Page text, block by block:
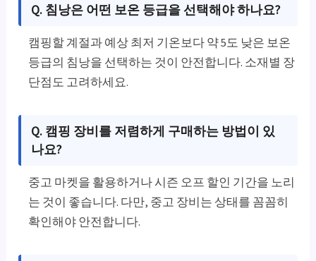
Q. 침낭은 어떤 보온 등급을 선택해야 하나요?
캠핑할 계절과 예상 최저 기온보다 약 5도 낮은 보온
등급의 침낭을 선택하는 것이 안전합니다. 소재별 장
단점도 고려하세요.
Q. 캠핑 장비를 저렴하게 구매하는 방법이 있
나요?
중고 마켓을 활용하거나 시즌 오프 할인 기간을 노리
는 것이 좋습니다. 다만, 중고 장비는 상태를 꼼꼼히
확인해야 안전합니다.